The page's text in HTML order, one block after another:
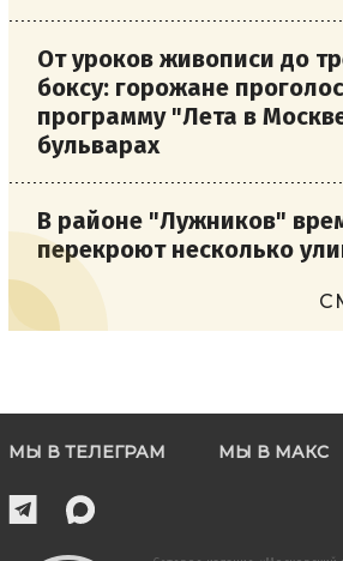
От уроков живописи до
боксу: горожане
программу "Лета в
бульварах
В районе "Лужников"
перекроют несколько
МЫ В ТЕЛЕГРАМ МЫ В МАКС